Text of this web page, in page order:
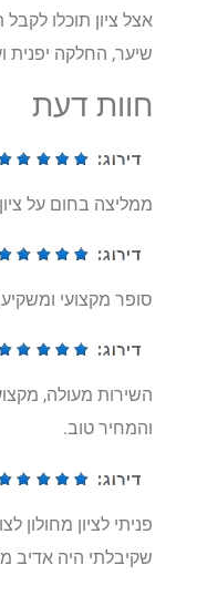
אצל ציון תוכלו
שיער, החלקה יפנית
חוות דעת
ממליצה בחום על
סופר מקצועי
השירות מעולה,
והמחיר טוב.
פניתי לציון מחולון
שקיבלתי היה אדיב